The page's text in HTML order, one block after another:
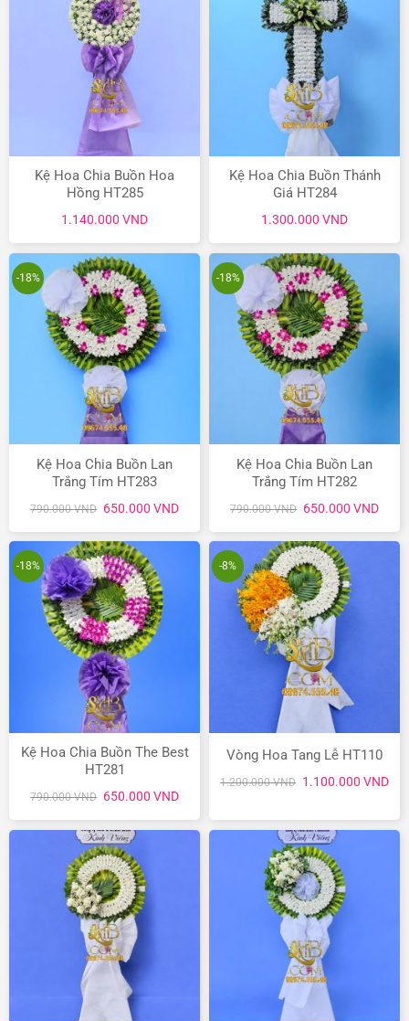
Kệ Hoa Chia Buồn Hoa
Hồng HT285
1.140.000 VND
Kệ Hoa Chia Buồn Thánh
Giá HT284
1.300.000 VND
-18%
Kệ Hoa Chia Buồn Lan
Trắng Tím HT283
790.000VND Giá
là:
790.000 VND.
650.000 VNDGiá
tại
là:
650.000 VND.
-18%
Kệ Hoa Chia Buồn Lan
Trắng Tím HT282
790.000VND Giá
là:
790.000 VND.
650.000 VNDGiá
tại
là:
-18%
Kệ Hoa Chia Buồn The Best
HT281
790.000VND Giá
là:
790.000 VND.
650.000 VNDGiá
tại
là:
-8%
Vòng Hoa Tang Lễ HT110
1.200.000VND Giá
1.100.000 VNDGiá
là: